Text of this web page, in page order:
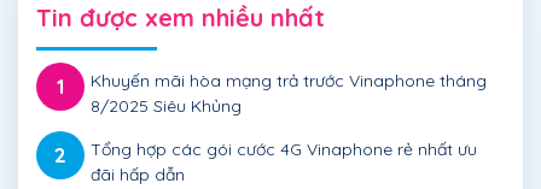
Tin được xem nhiều nhất
1
Khuyến mãi hòa mạng trả trước Vinaphone tháng
8/2025 Siêu Khủng
2
Tổng hợp các gói cước 4G Vinaphone rẻ nhất ưu
đãi hấp dẫn